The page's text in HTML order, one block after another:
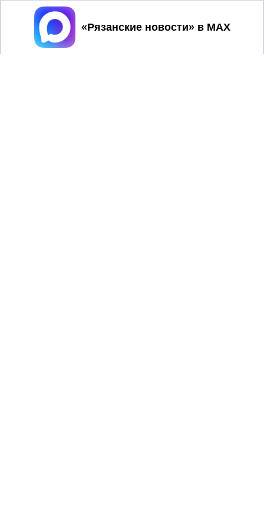
Принять